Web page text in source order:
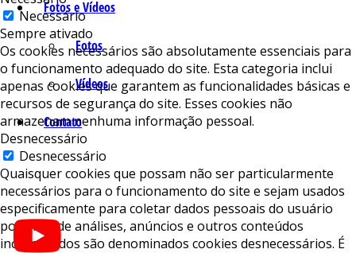
Fotos e Vídeos
Fotos
Vídeos
Contato
Necessário
Sempre ativado
Os cookies necessários são absolutamente essenciais para
o funcionamento adequado do site. Esta categoria inclui
apenas cookies que garantem as funcionalidades básicas e
recursos de segurança do site. Esses cookies não
armazenam nenhuma informação pessoal.
Desnecessário
Desnecessário
Quaisquer cookies que possam não ser particularmente
necessários para o funcionamento do site e sejam usados ​​
especificamente para coletar dados pessoais do usuário
por meio de análises, anúncios e outros conteúdos
incorporados são denominados cookies desnecessários. É